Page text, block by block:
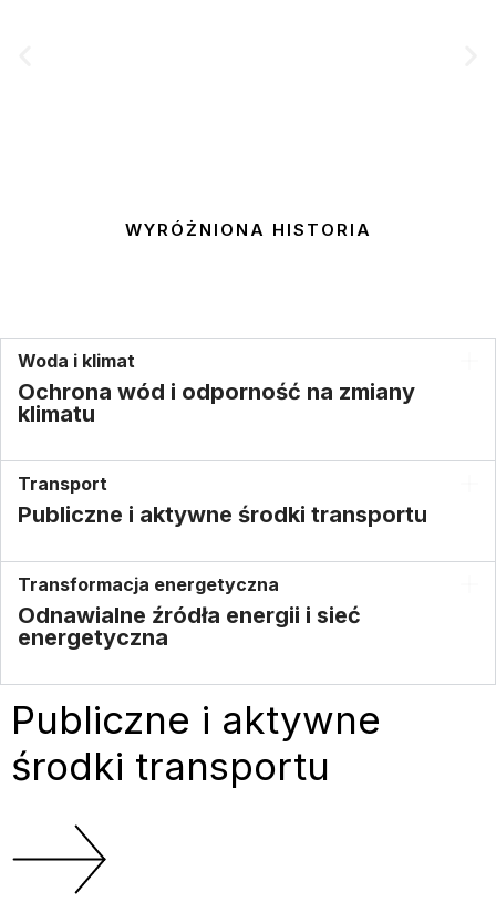
WYRÓŻNIONA HISTORIA
Woda i klimat
Ochrona wód i odporność na zmiany
klimatu
Transport
Publiczne i aktywne środki transportu
Transformacja energetyczna
Odnawialne źródła energii i sieć
energetyczna
Publiczne i aktywne
środki transportu